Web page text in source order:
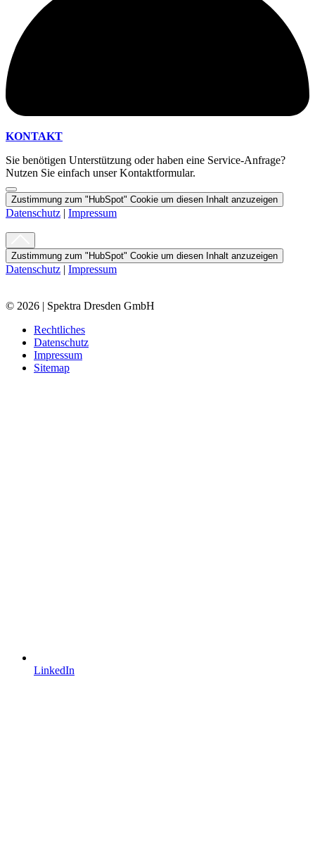
KONTAKT
Sie benötigen Unterstützung oder haben eine Service-Anfrage?
Nutzen Sie einfach unser Kontaktformular.
Zustimmung zum "HubSpot" Cookie um diesen Inhalt anzuzeigen
Datenschutz | Impressum
Zustimmung zum "HubSpot" Cookie um diesen Inhalt anzuzeigen
Datenschutz | Impressum
© 2026 | Spektra Dresden GmbH
Rechtliches
Datenschutz
Impressum
Sitemap
LinkedIn